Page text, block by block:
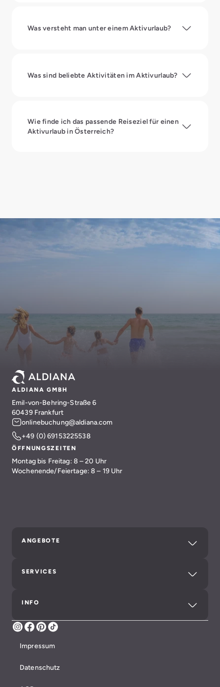
Was versteht man unter einem Aktivurlaub?
Was sind beliebte Aktivitäten im Aktivurlaub?
Wie finde ich das passende Reiseziel für einen
Aktivurlaub in Österreich?
ALDIANA GMBH
Emil-von-Behring-Straße 6
60439 Frankfurt
onlinebuchung@aldiana.com
+49 (0) 69153225538
ÖFFNUNGSZEITEN
Montag bis Freitag: 8 – 20 Uhr
Wochenende/Feiertage: 8 – 19 Uhr
ANGEBOTE
SERVICES
INFO
Instagram
Facebook
Pinterest
Impressum
Datenschutz